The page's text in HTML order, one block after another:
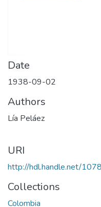
Date
1938-09-02
Authors
Lía Peláez
URI
http://hdl.handle.net/
Collections
Colombia